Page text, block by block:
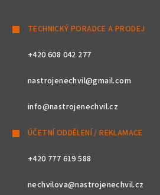
TECHNICKÝ PORADCE A PRODEJ
+420 608 042 277
nastrojenechvil@gmail.com
info@nastrojenechvil.cz
ÚČETNÍ ODDĚLENÍ / REKLAMACE
+420 777 619 588
nechvilova@nastrojenechvil.cz